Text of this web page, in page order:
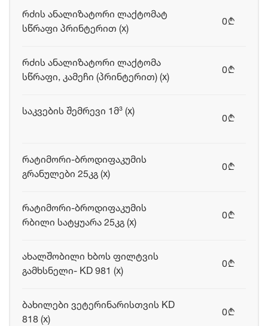
რძის ანალიზატორი ლაქტომატ
სწრაფი პრინტერით (x)
0b
რძის ანალიზატორი ლაქტომა
სწრაფი, კამეჩი (პრინტერით) (x)
0b
საკვების შემრევი 1მ³ (x)
0b
რატიმორი-ბროდიფაკუმის
გრანულები 25კგ (x)
0b
რატიმორი-ბროდიფაკუმის
რბილი სატყუარა 25კგ (x)
0b
ახალშობილი ხბოს ფილტვის
გამხსნელი- KD 981 (x)
0b
ბახილები ვეტერინარისთვის KD
818 (x)
0b